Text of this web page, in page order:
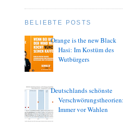
BELIEBTE POSTS
Orange is the new Black
Hasi: Im Kostüm des
Wutbürgers
Deutschlands schönste
Verschwörungstheorien:
Immer vor Wahlen